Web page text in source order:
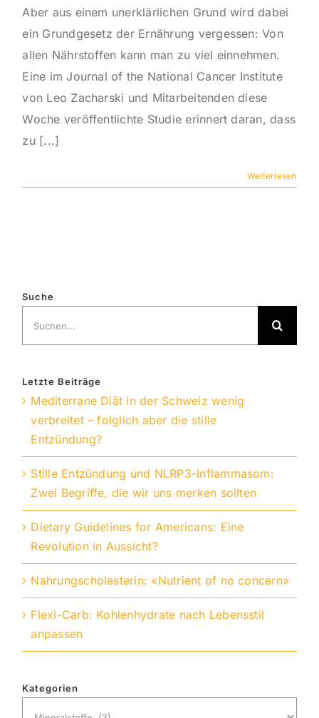
Aber aus einem unerklärlichen Grund wird dabei
ein Grundgesetz der Ernährung vergessen: Von
allen Nährstoffen kann man zu viel einnehmen.
Eine im Journal of the National Cancer Institute
von Leo Zacharski und Mitarbeitenden diese
Woche veröffentlichte Studie erinnert daran, dass
zu [...]
Weiterlesen
Suche
nach:
Letzte Beiträge
Mediterrane Diät in der Schweiz wenig
verbreitet – folglich aber die stille
Entzündung?
Stille Entzündung und NLRP3-Inflammasom:
Zwei Begriffe, die wir uns merken sollten
Dietary Guidelines for Americans: Eine
Revolution in Aussicht?
Nahrungscholesterin: «Nutrient of no concern»
Flexi-Carb: Kohlenhydrate nach Lebensstil
anpassen
Kategorien